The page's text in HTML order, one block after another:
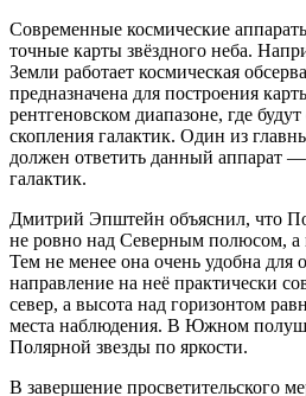
Современные космические
точные карты звёздного неба.
Земли работает космическая
предназначена для построения
рентгеновском диапазоне, где
скопления галактик. Один из
должен ответить данный аппарат
галактик.
Дмитрий Эпштейн объяснил, что
не ровно над Северным полюсом, а
Тем не менее она очень удобна для
направление на неё практически
север, а высота над горизонтом
места наблюдения. В Южном
Полярной звезды по яркости.
В завершение просветительского